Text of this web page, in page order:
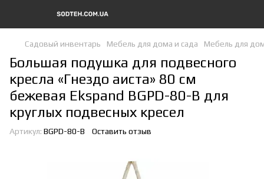
Садовый инвентарь Мебель для дома и сада Мебель для
Большая подушка для подвесного
кресла «Гнездо аиста» 80 см
бежевая Ekspand BGPD-80-B для
круглых подвесных кресел
Артикул: BGPD-80-B Оставить отзыв